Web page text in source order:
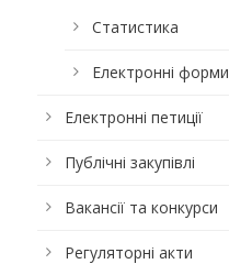
Статистика
Електронні форми
Електронні петиції
Публічні закупівлі
Вакансії та конкурси
Регуляторні акти